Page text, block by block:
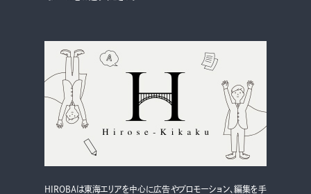
検索する
CLOSE
HIROBAは東海エリアを中心に広告やプロモーション、編集を手